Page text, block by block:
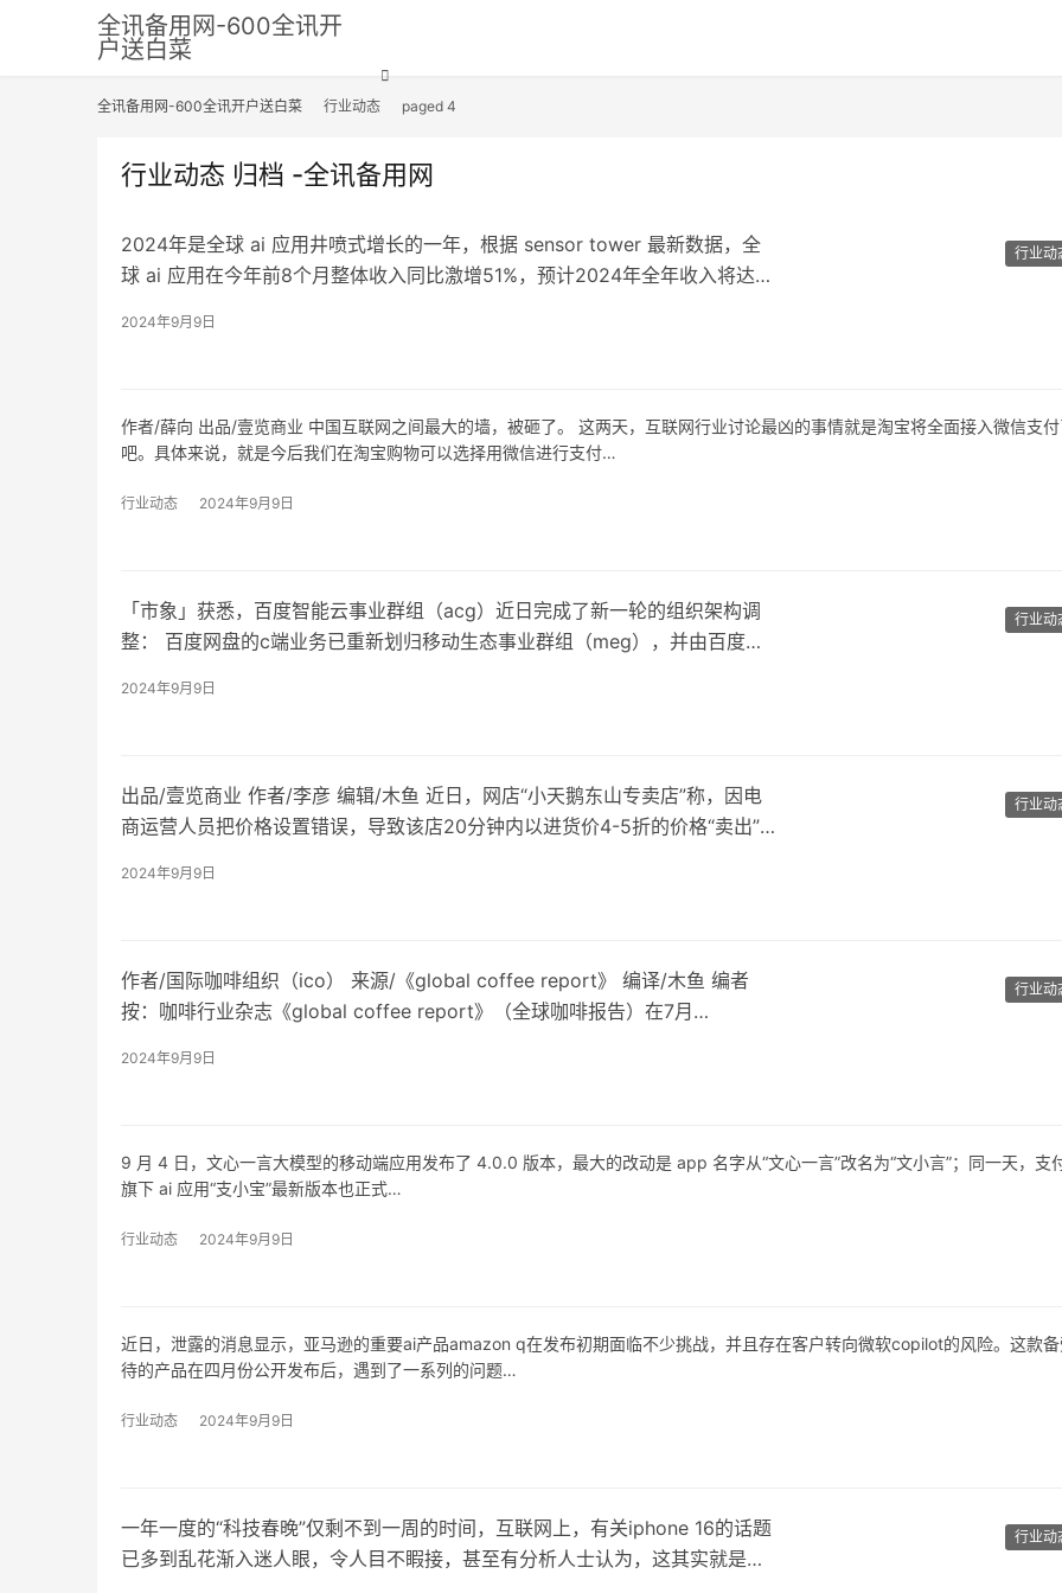
全讯备用网-600全讯开
户送白菜
全讯备用网-600全讯开户送白菜 行业动态 paged 4
行业动态 归档 -全讯备用网
行业动
2024年是全球 ai 应用井喷式增长的一年，根据 sensor tower 最新数据，全
球 ai 应用在今年前8个月整体收入同比激增51%，预计2024年全年收入将达到
2024年9月9日
作者/薛向 出品/壹览商业 中国互联网之间最大的墙，被砸了。 这两天，互联网行业讨论最凶的事情就是淘宝将全面接入微信支付
吧。具体来说，就是今后我们在淘宝购物可以选择用微信进行支付…
行业动态 2024年9月9日
行业动
「市象」获悉，百度智能云事业群组（acg）近日完成了新一轮的组织架构调
整： 百度网盘的c端业务已重新划归移动生态事业群组（meg），并由百度副
2024年9月9日
行业动
出品/壹览商业 作者/李彦 编辑/木鱼 近日，网店“小天鹅东山专卖店”称，因电
商运营人员把价格设置错误，导致该店20分钟内以进货价4-5折的价格“卖出”
2024年9月9日
行业动
作者/国际咖啡组织（ico） 来源/《global coffee report》 编译/木鱼 编者
按：咖啡行业杂志《global coffee report》（全球咖啡报告）在7月…
2024年9月9日
9 月 4 日，文心一言大模型的移动端应用发布了 4.0.0 版本，最大的改动是 app 名字从“文心一言”改名为“文小言”；同一天，支
旗下 ai 应用“支小宝”最新版本也正式…
行业动态 2024年9月9日
近日，泄露的消息显示，亚马逊的重要ai产品amazon q在发布初期面临不少挑战，并且存在客户转向微软copilot的风险。这款备
待的产品在四月份公开发布后，遇到了一系列的问题…
行业动态 2024年9月9日
行业动
一年一度的“科技春晚”仅剩不到一周的时间，互联网上，有关iphone 16的话题
已多到乱花渐入迷人眼，令人目不睱接，甚至有分析人士认为，这其实就是苹